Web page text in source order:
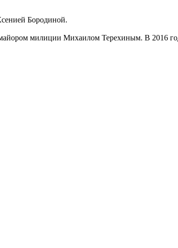
Бородиной.
милиции Михаилом Терехиным. В 2016